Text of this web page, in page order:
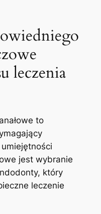
leczenia
⁢to⁢
jest⁣ wybranie
który
⁤leczenie